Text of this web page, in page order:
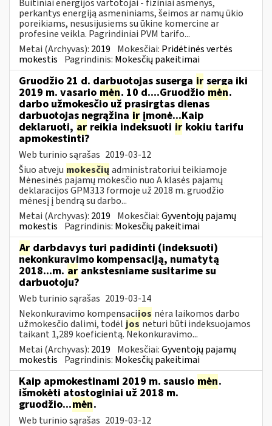
Buitiniai energijos vartotojai - fiziniai asmenys,
perkantys energiją asmeniniams, šeimos ar namų ūkio
poreikiams, nesusijusiems su ūkine komercine ar
profesine veikla. Pagrindiniai PVM tarifo...
Metai (Archyvas): 2019 Mokesčiai: Pridėtinės vertės
mokestis Pagrindinis: Mokesčių pakeitimai
Gruodžio 21 d. darbuotojas suserga ir serga iki
2019 m. vasario mėn. 10 d....Gruodžio mėn.
darbo užmokesčio už prasirgtas dienas
darbuotojas negrąžina ir įmonė...Kaip
deklaruoti, ar reikia indeksuoti ir kokiu tarifu
apmokestinti?
Web turinio sąrašas 2019-03-12
Šiuo atveju mokesčių administratoriui teikiamoje
Mėnesinės pajamų mokesčio nuo A klasės pajamų
deklaracijos GPM313 formoje už 2018 m. gruodžio
mėnesį į bendrą su darbo...
Metai (Archyvas): 2019 Mokesčiai:Gyventojų pajamų
mokestis Pagrindinis: Mokesčių pakeitimai
Ar darbdavys turi padidinti (indeksuoti)
nekonkuravimo kompensaciją, numatytą
2018...m. ar ankstesniame susitarime su
darbuotoju?
Web turinio sąrašas 2019-03-14
Nekonkuravimo kompensacijos nėra laikomos darbo
užmokesčio dalimi, todėl josneturi būti indeksuojamos
taikant 1,289 koeficientą. Nekonkuravimo...
Metai (Archyvas): 2019 Mokesčiai:Gyventojų pajamų
mokestis Pagrindinis: Mokesčių pakeitimai
Kaip apmokestinami 2019 m. sausio mėn.
išmokėti atostoginiai už 2018 m.
gruodžio...mėn.
Web turinio sąrašas 2019-03-12